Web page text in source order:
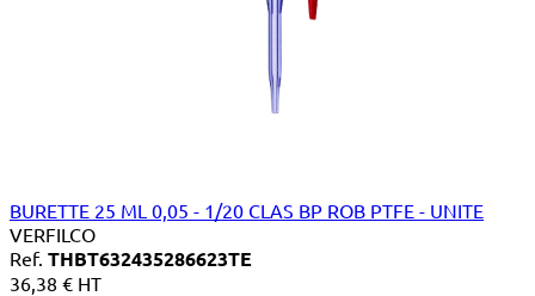
BURETTE 25 ML 0,05 - 1/20 CLAS BP ROB PTFE - UNITE
VERFILCO
Ref. THBT632435286623TE
36,38 € HT